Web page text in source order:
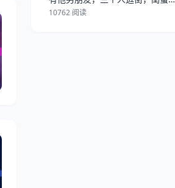
是跟她男朋
10762 阅读